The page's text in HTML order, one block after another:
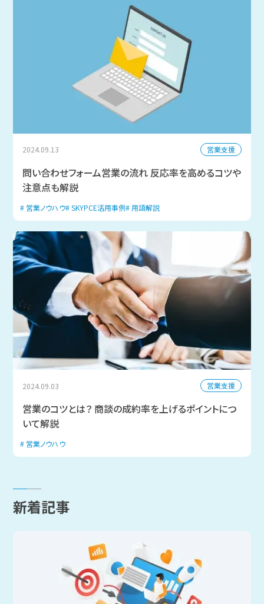
2024.09.13 営業支援
問い合わせフォーム営業の流れ 反応率を高めるコツや
注意点も解説
営業ノウハウ SKYPCE活用事例 用語解説
2024.09.03 営業支援
営業のコツとは？ 商談の成約率を上げるポイントにつ
いて解説
営業ノウハウ
新着記事